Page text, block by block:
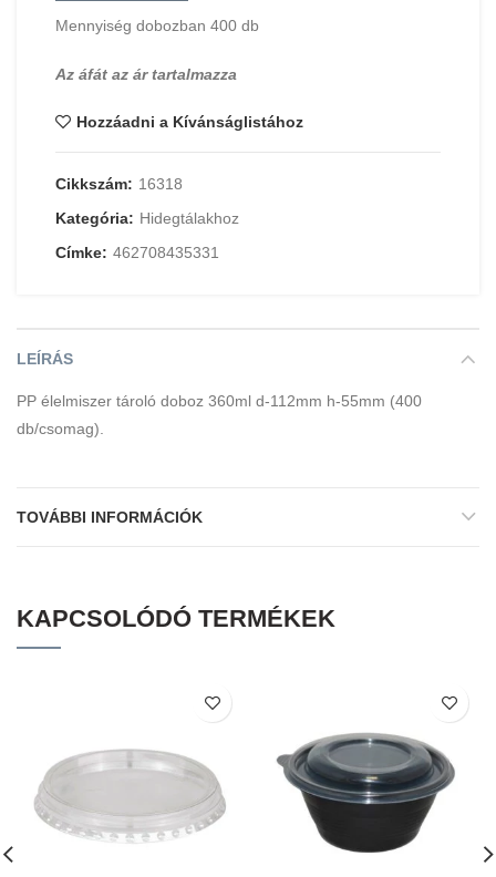
Mennyiség dobozban 400 db
Az áfát az ár tartalmazza
Hozzáadni a Kívánságlistához
Cikkszám: 16318
Kategória: Hidegtálakhoz
Címke: 462708435331
LEÍRÁS
PP élelmiszer tároló doboz 360ml d-112mm h-55mm (400
db/csomag).
TOVÁBBI INFORMÁCIÓK
KAPCSOLÓDÓ TERMÉKEK